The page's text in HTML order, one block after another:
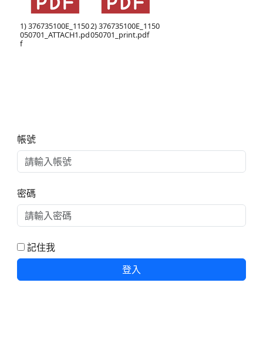
1) 376735100E_1150
050701_ATTACH1.pd
f
2) 376735100E_1150
050701_print.pdf
帳號
密碼
記住我
登入